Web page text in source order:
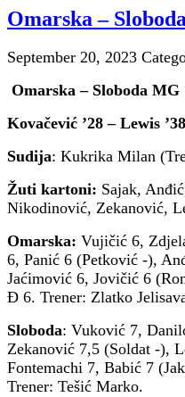
Omarska –
September 20, 2023
Omarska – Sloboda MG
Kovačević ’28 – Lewis
Sudija: Kukrika Milan
Žuti kartoni: Sajak,
Nikodinović, Zekanović,
Omarska: Vujičić 6,
6, Panić 6 (Petković -),
Jaćimović 6, Jovičić 6
Đ 6. Trener: Zlatko
Sloboda: Vuković 7,
Zekanović 7,5 (Soldat -),
Fontemachi 7, Babić 7
Trener: Tešić Marko.